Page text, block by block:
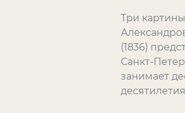
Три
(1836)
Санкт-
занимает